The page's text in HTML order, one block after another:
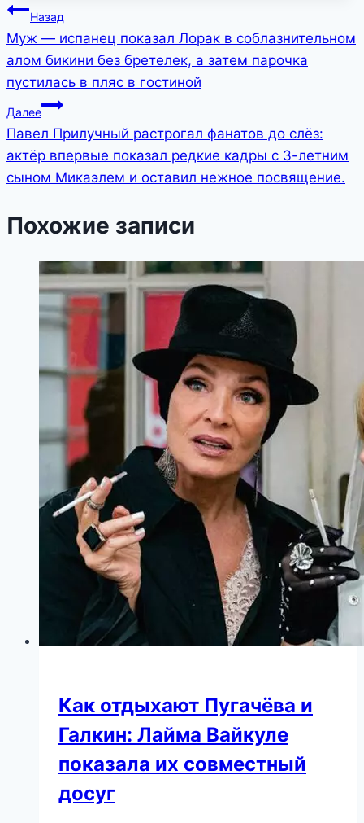
Навигация
по
записям
Назад
Муж — испанец показал Лорак в соблазнительном
алом бикини без бретелек, а затем парочка
пустилась в пляс в гостиной
Далее
Павел Прилучный растрогал фанатов до слёз:
актёр впервые показал редкие кадры с 3-летним
сыном Микаэлем и оставил нежное посвящение.
Похожие записи
Как отдыхают Пугачёва и
Галкин: Лайма Вайкуле
показала их совместный
досуг